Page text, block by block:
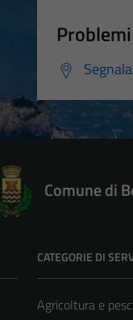
Comune di
CATEGORIE DI
Agricoltura e